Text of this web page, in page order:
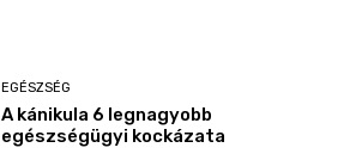
EGÉSZSÉG
A kánikula 6 legnagyobb
egészségügyi kockázata